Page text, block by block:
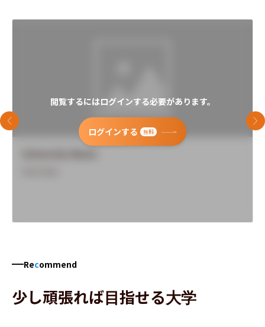
閲覧するにはログインする必要があります。
ログインする 無料
前のスライド 次
Recommend
少し頑張れば目指せる大学